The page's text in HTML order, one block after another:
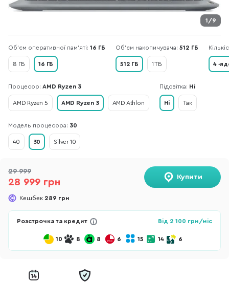
1/9
Об’єм оперативної пам’яті: 16 ГБ
8 ГБ 16 ГБ
Об'єм накопичувача: 512 ГБ
512 ГБ 1 ТБ 4 -
Процесор: AMD Ryzen 3
AMD Ryzen 5 AMD Ryzen 3 AMD Athlon
Підсвітка: Ні
Ні Так
Модель процесора: 30
40 30 Silver 10
29 999
28 999 грн
Кешбек 289 грн
Купити
Розстрочка та кредит Від 2 100 грн/міс
10 8 8 6 15 14 6